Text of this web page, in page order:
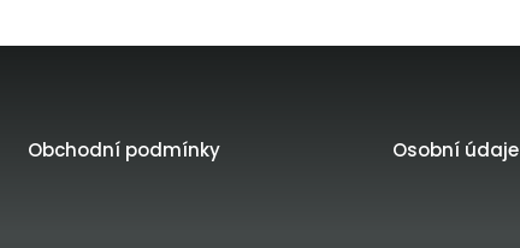
Obchodní podmínky Osobní údaje